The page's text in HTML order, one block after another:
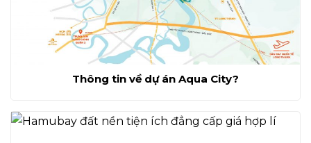
Thông tin về dự án Aqua City?